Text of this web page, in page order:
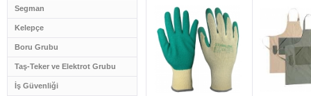
Segman
Kelepçe
Boru Grubu
Taş-Teker ve Elektrot Grubu
İş Güvenliği